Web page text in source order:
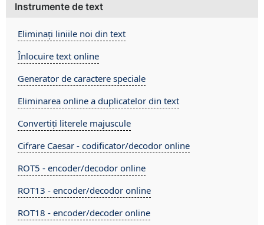
Instrumente de text
Eliminați liniile noi din text
Înlocuire text online
Generator de caractere speciale
Eliminarea online a duplicatelor din text
Convertiți literele majuscule
Cifrare Caesar - codificator/decodor online
ROT5 - encoder/decodor online
ROT13 - encoder/decodor online
ROT18 - encoder/decoder online